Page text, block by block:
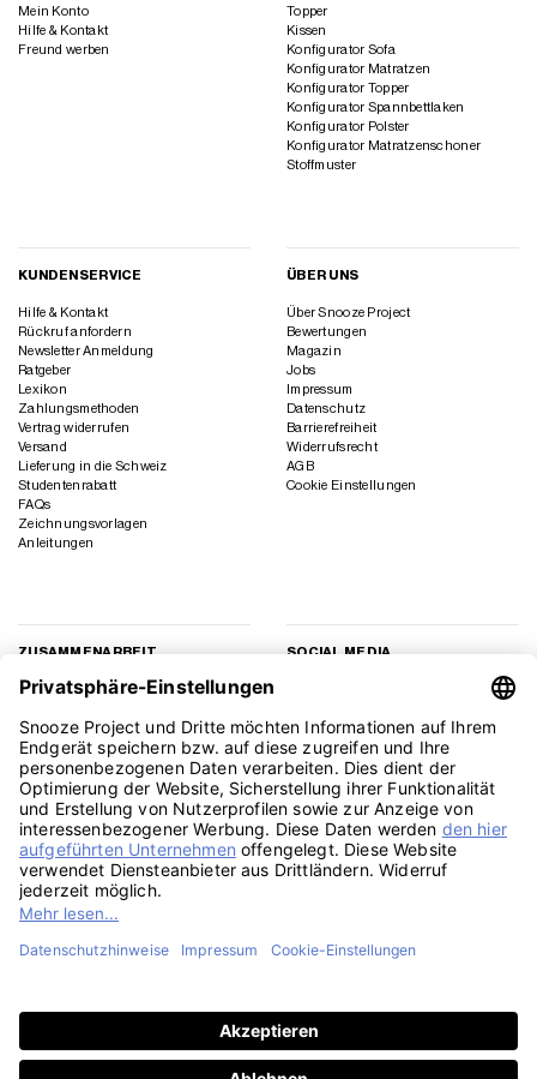
Mein Konto
Hilfe & Kontakt
Freund werben
Topper
Kissen
Konfigurator Sofa
Konfigurator Matratzen
Konfigurator Topper
Konfigurator Spannbettlaken
Konfigurator Polster
Konfigurator Matratzenschoner
Stoffmuster
KUNDENSERVICE
Hilfe & Kontakt
Rückruf anfordern
Newsletter Anmeldung
Ratgeber
Lexikon
Zahlungsmethoden
Vertrag widerrufen
Versand
Lieferung in die Schweiz
Studentenrabatt
FAQs
Zeichnungsvorlagen
Anleitungen
ÜBER UNS
Über Snooze Project
Bewertungen
Magazin
Jobs
Impressum
Datenschutz
Barrierefreiheit
Widerrufsrecht
AGB
Cookie Einstellungen
ZUSAMMENARBEIT
Geschäftskunden
Presse
Affiliate Marketing
SOCIAL MEDIA
TikTok
YouTube
Pinterest
LinkedIn
PayPal Visa MasterCardKlarna Sepa
Credit
Card
2
Telefon: 030 588 49171, Mo-Fr, 9-15 Uhr | SMS: 0157 3598 3093 | E-Mail: